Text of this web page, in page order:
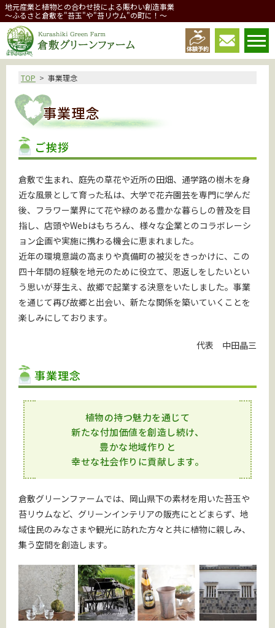
地元産業と植物との合わせ技による賑わい創造事業
～ふるさと倉敷を"苔玉"や"苔リウム"の町に！～
倉敷グリーンファーム
TOP 事業理念
事業理念
ご挨拶
倉敷で生まれ、庭先の草花や近所の田畑、通学路の樹木を身
近な風景として育った私は、大学で花卉園芸を専門に学んだ
後、フラワー業界にて花や緑のある豊かな暮らしの普及を目
指し、店頭やWebはもちろん、様々な企業とのコラボレーシ
ョン企画や実施に携わる機会に恵まれました。
近年の環境意識の高まりや真備町の被災をきっかけに、この
四十年間の経験を地元のために役立て、恩返しをしたいとい
う思いが芽生え、故郷で起業する決意をいたしました。事業
を通じて再び故郷と出会い、新たな関係を築いていくことを
楽しみにしております。
代表 中田晶三
事業理念
植物の持つ魅力を通じて
新たな付加価値を創造し続け、
豊かな地域作りと
幸せな社会作りに貢献します。
倉敷グリーンファームでは、岡山県下の素材を用いた苔玉や
苔リウムなど、グリーンインテリアの販売にとどまらず、地
域住民のみなさまや観光に訪れた方々と共に植物に親しみ、
集う空間を創造します。